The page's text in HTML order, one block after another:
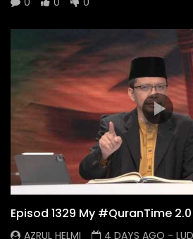
Episod 1329 My #QuranTime 2.0
AZRUL HELMI 4 DAYS AGO -